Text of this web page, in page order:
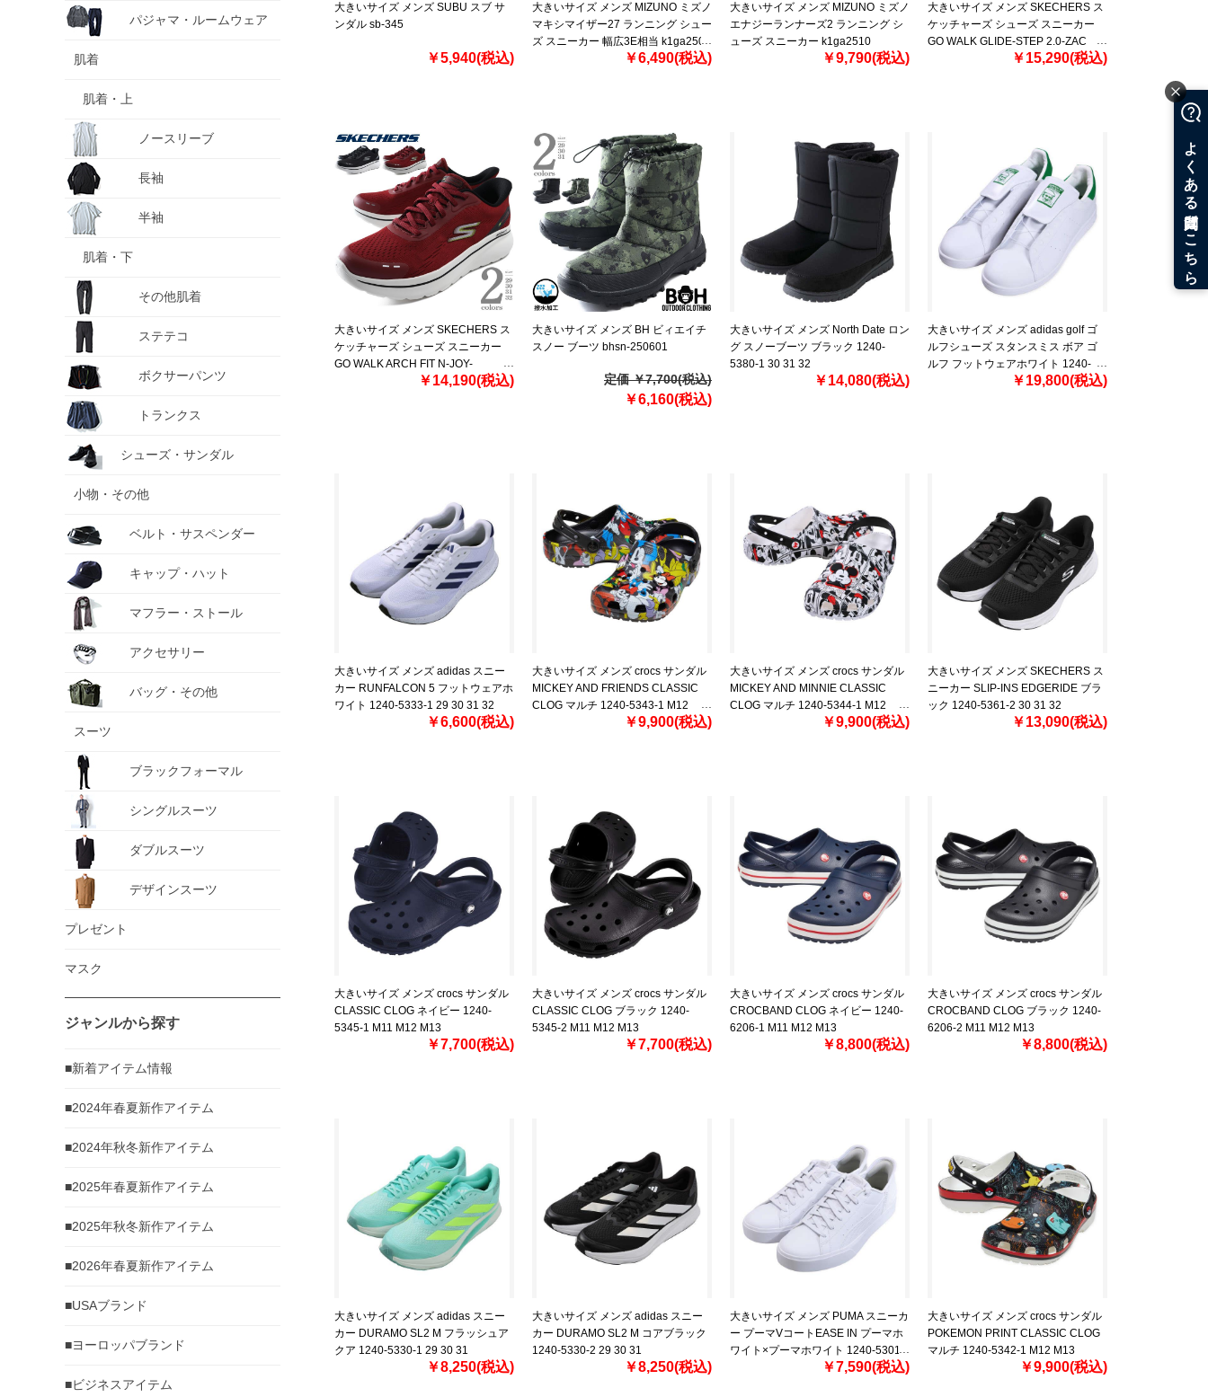
パジャマ・ルームウェア
肌着
肌着・上
ノースリーブ
長袖
半袖
肌着・下
その他肌着
ステテコ
ボクサーパンツ
トランクス
シューズ・サンダル
小物・その他
ベルト・サスペンダー
キャップ・ハット
マフラー・ストール
アクセサリー
バッグ・その他
スーツ
ブラックフォーマル
シングルスーツ
ダブルスーツ
デザインスーツ
プレゼント
マスク
ジャンルから探す
■新着アイテム情報
■2024年春夏新作アイテム
■2024年秋冬新作アイテム
■2025年春夏新作アイテム
■2025年秋冬新作アイテム
■2026年春夏新作アイテム
■USAブランド
■ヨーロッパブランド
■ビジネスアイテム
大きいサイズ メンズ SUBU スブ サ
ンダル sb-345
￥5,940(税込)
大きいサイズ メンズ MIZUNO ミズノ
マキシマイザー27 ランニング シュー
ズ スニーカー 幅広3E相当 k1ga2502
￥6,490(税込)
大きいサイズ メンズ MIZUNO ミズノ
エナジーランナーズ2 ランニング シ
ューズ スニーカー k1ga2510
￥9,790(税込)
大きいサイズ メンズ SKECHERS ス
ケッチャーズ シューズ スニーカー
GO WALK GLIDE-STEP 2.0-ZAC
￥15,290(税込)
大きいサイズ メンズ SKECHERS ス
ケッチャーズ シューズ スニーカー
GO WALK ARCH FIT N-JOY-
￥14,190(税込)
大きいサイズ メンズ BH ビィエイチ
スノー ブーツ bhsn-250601
定価 ￥7,700(税込)
￥6,160(税込)
大きいサイズ メンズ North Date ロン
グ スノーブーツ ブラック 1240-
5380-1 30 31 32
￥14,080(税込)
大きいサイズ メンズ adidas golf ゴ
ルフシューズ スタンスミス ボア ゴ
ルフ フットウェアホワイト 1240-
￥19,800(税込)
大きいサイズ メンズ adidas スニー
カー RUNFALCON 5 フットウェアホ
ワイト 1240-5333-1 29 30 31 32
￥6,600(税込)
大きいサイズ メンズ crocs サンダル
MICKEY AND FRIENDS CLASSIC
CLOG マルチ 1240-5343-1 M12
￥9,900(税込)
大きいサイズ メンズ crocs サンダル
MICKEY AND MINNIE CLASSIC
CLOG マルチ 1240-5344-1 M12
￥9,900(税込)
大きいサイズ メンズ SKECHERS ス
ニーカー SLIP-INS EDGERIDE ブラ
ック 1240-5361-2 30 31 32
￥13,090(税込)
大きいサイズ メンズ crocs サンダル
CLASSIC CLOG ネイビー 1240-
5345-1 M11 M12 M13
￥7,700(税込)
大きいサイズ メンズ crocs サンダル
CLASSIC CLOG ブラック 1240-
5345-2 M11 M12 M13
￥7,700(税込)
大きいサイズ メンズ crocs サンダル
CROCBAND CLOG ネイビー 1240-
6206-1 M11 M12 M13
￥8,800(税込)
大きいサイズ メンズ crocs サンダル
CROCBAND CLOG ブラック 1240-
6206-2 M11 M12 M13
￥8,800(税込)
大きいサイズ メンズ adidas スニー
カー DURAMO SL2 M フラッシュア
クア 1240-5330-1 29 30 31
￥8,250(税込)
大きいサイズ メンズ adidas スニー
カー DURAMO SL2 M コアブラック
1240-5330-2 29 30 31
￥8,250(税込)
大きいサイズ メンズ PUMA スニーカ
ー プーマVコートEASE IN プーマホ
ワイト×プーマホワイト 1240-5301-
￥7,590(税込)
大きいサイズ メンズ crocs サンダル
POKEMON PRINT CLASSIC CLOG
マルチ 1240-5342-1 M12 M13
￥9,900(税込)